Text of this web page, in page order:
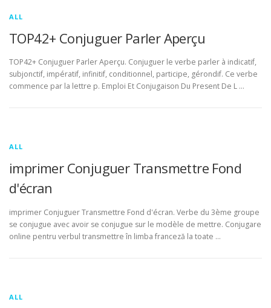
ALL
TOP42+ Conjuguer Parler Aperçu
TOP42+ Conjuguer Parler Aperçu. Conjuguer le verbe parler à indicatif,
subjonctif, impératif, infinitif, conditionnel, participe, gérondif. Ce verbe
commence par la lettre p. Emploi Et Conjugaison Du Present De L …
ALL
imprimer Conjuguer Transmettre Fond
d'écran
imprimer Conjuguer Transmettre Fond d'écran. Verbe du 3ème groupe
se conjugue avec avoir se conjugue sur le modèle de mettre. Conjugare
online pentru verbul transmettre în limba franceză la toate …
ALL